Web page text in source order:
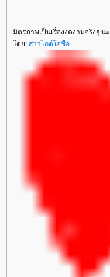
มิตรภาพเป็นเรื่องงดงามจริงๆ น
ดย: สาวไกด์ใจซื่อ